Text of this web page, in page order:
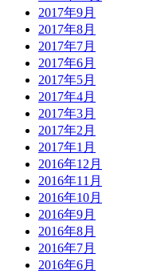
2017年9月
2017年8月
2017年7月
2017年6月
2017年5月
2017年4月
2017年3月
2017年2月
2017年1月
2016年12月
2016年11月
2016年10月
2016年9月
2016年8月
2016年7月
2016年6月